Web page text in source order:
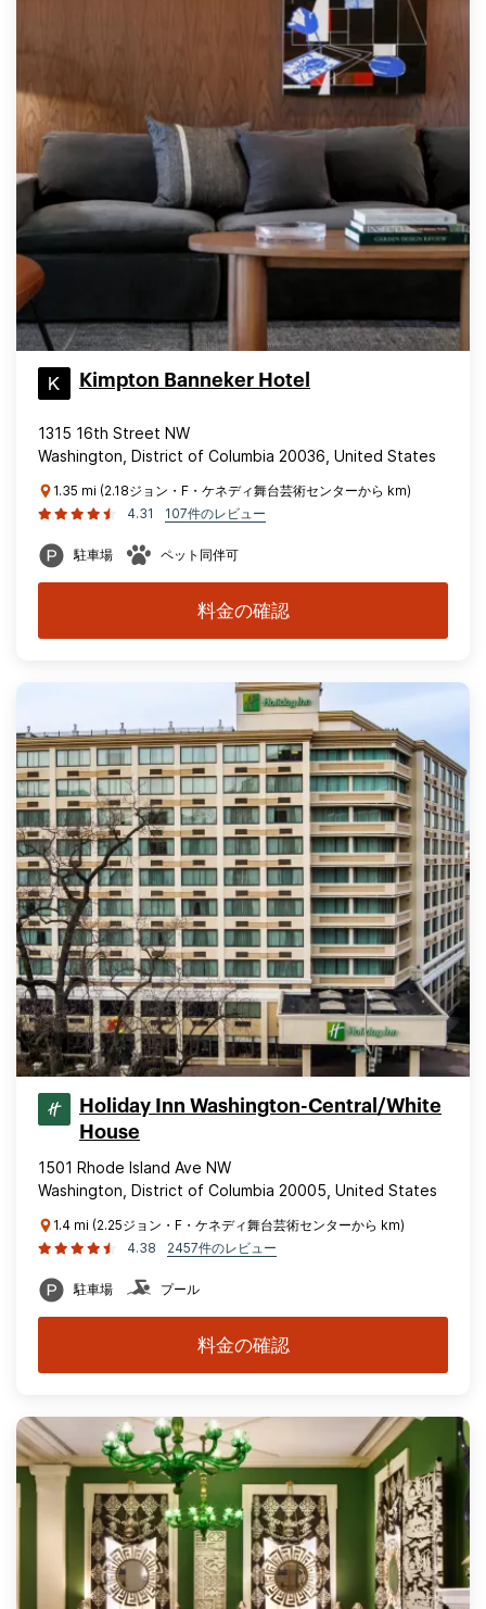
Kimpton Banneker Hotel
1315 16th Street NW
Washington, District of Columbia 20036, United States
1.35 mi (2.18ジョン・F・ケネディ舞台芸術センターから km)
4.31
107件のレビュー
駐車場 ペット同伴可
料金の確認
Holiday Inn Washington-Central/White
House
1501 Rhode Island Ave NW
Washington, District of Columbia 20005, United States
1.4 mi (2.25ジョン・F・ケネディ舞台芸術センターから km)
4.38
2457件のレビュー
駐車場 プール
料金の確認